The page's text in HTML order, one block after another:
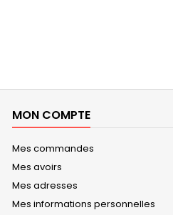
MON COMPTE
Mes commandes
Mes avoirs
Mes adresses
Mes informations personnelles